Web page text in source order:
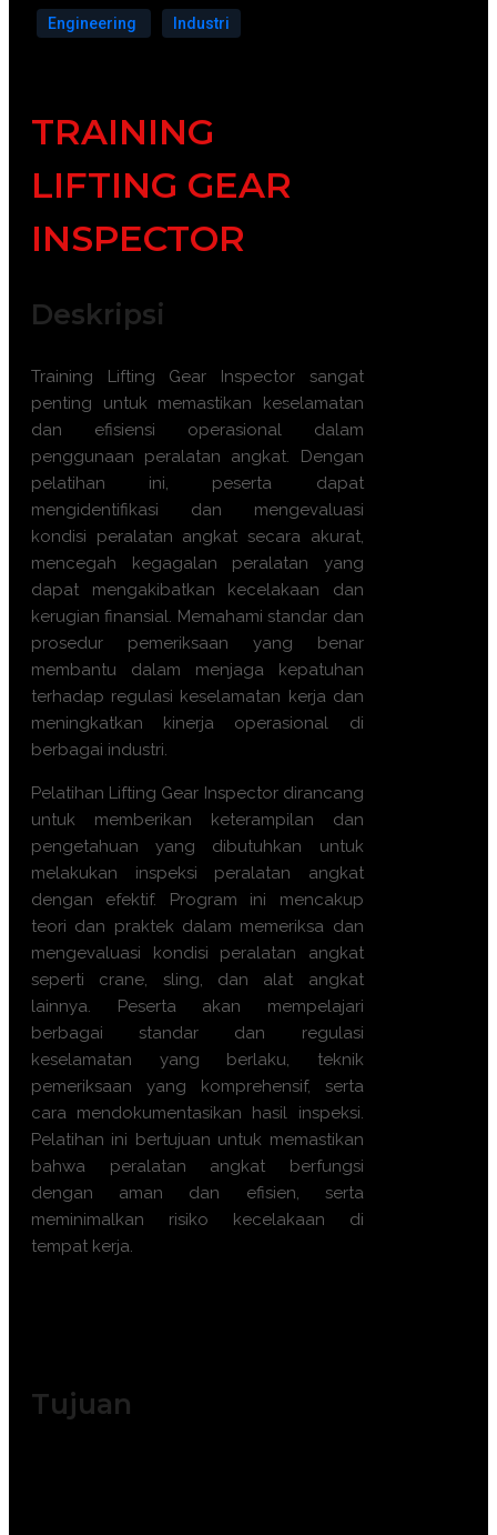
Engineering Industri
TRAINING
LIFTING GEAR
INSPECTOR
Deskripsi
Training Lifting Gear Inspector sangat
penting untuk memastikan keselamatan
dan efisiensi operasional dalam
penggunaan peralatan angkat. Dengan
pelatihan ini, peserta dapat
mengidentifikasi dan mengevaluasi
kondisi peralatan angkat secara akurat,
mencegah kegagalan peralatan yang
dapat mengakibatkan kecelakaan dan
kerugian finansial. Memahami standar dan
prosedur pemeriksaan yang benar
membantu dalam menjaga kepatuhan
terhadap regulasi keselamatan kerja dan
meningkatkan kinerja operasional di
berbagai industri.
Pelatihan Lifting Gear Inspector dirancang
untuk memberikan keterampilan dan
pengetahuan yang dibutuhkan untuk
melakukan inspeksi peralatan angkat
dengan efektif. Program ini mencakup
teori dan praktek dalam memeriksa dan
mengevaluasi kondisi peralatan angkat
seperti crane, sling, dan alat angkat
lainnya. Peserta akan mempelajari
berbagai standar dan regulasi
keselamatan yang berlaku, teknik
pemeriksaan yang komprehensif, serta
cara mendokumentasikan hasil inspeksi.
Pelatihan ini bertujuan untuk memastikan
bahwa peralatan angkat berfungsi
dengan aman dan efisien, serta
meminimalkan risiko kecelakaan di
tempat kerja.
Tujuan